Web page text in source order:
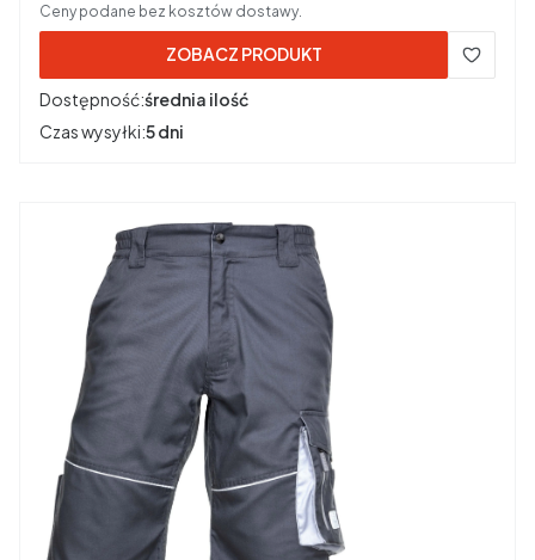
Ceny podane bez kosztów dostawy.
ZOBACZ PRODUKT
Dostępność:średnia ilość
Czas wysyłki:5 dni